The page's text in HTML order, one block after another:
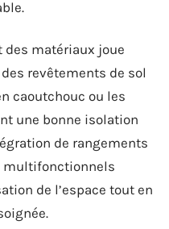
des matériaux joue
revêtements de sol
caoutchouc ou les
une bonne isolation
de rangements
multifonctionnels
de l’espace tout en